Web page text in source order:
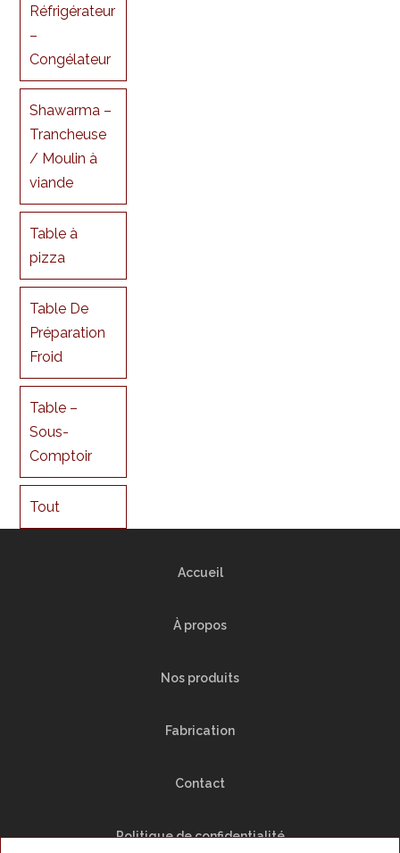
Réfrigérateur
–
Congélateur
Shawarma –
Trancheuse
/ Moulin à
viande
Table à
pizza
Table De
Préparation
Froid
Table –
Sous-
Comptoir
Tout
Accueil
À propos
Nos produits
Fabrication
Contact
Politique de confidentialité